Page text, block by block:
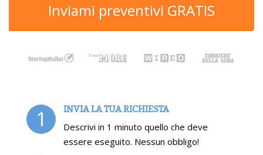
Inviami preventivi GRATIS
1 INVIA LA TUA RICHIESTA
Descrivi in 1 minuto quello che deve
essere eseguito. Nessun obbligo!